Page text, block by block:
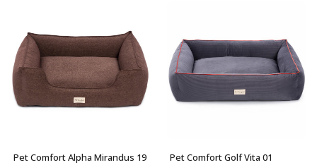
Pet Comfort Alpha Mirandus 19
Pet Comfort Golf Vita 01